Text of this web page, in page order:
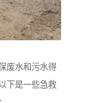
废水和污水得
下是一些急救